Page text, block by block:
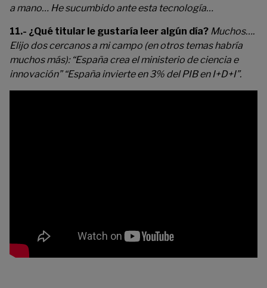
a mano… He sucumbido ante esta tecnología…
11.- ¿Qué titular le gustaría leer algún día? Muchos….
Elijo dos cercanos a mi campo (en otros temas habría
muchos más): “España crea el ministerio de ciencia e
innovación” “España invierte en 3% del PIB en I+D+I”.